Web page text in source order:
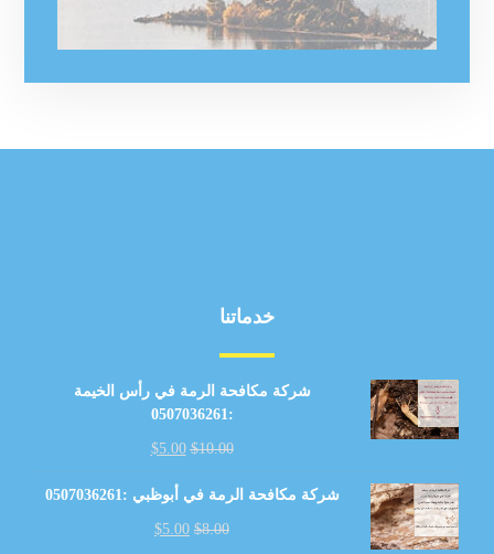
خدماتنا
شركة مكافحة الرمة في رأس الخيمة
:0507036261
$10.00
$5.00
شركة مكافحة الرمة في أبوظبي :0507036261
$8.00
$5.00